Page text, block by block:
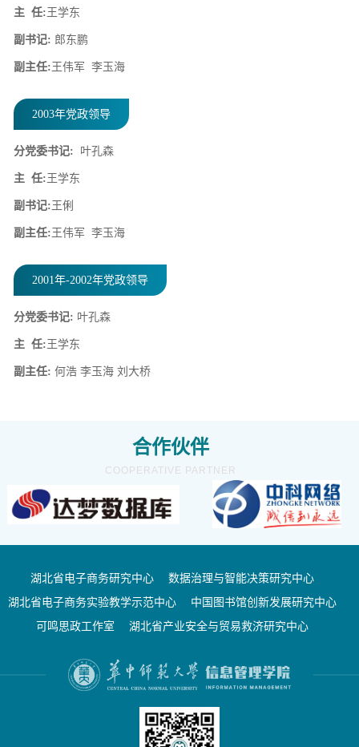
主 任: 王学东
副书记: 郎东鹏
副主任: 王伟军 李玉海
2003年党政领导
分党委书记: 叶孔森
主 任: 王学东
副书记: 王俐
副主任: 王伟军 李玉海
2001年-2002年党政领导
分党委书记: 叶孔森
主 任: 王学东
副主任: 何浩 李玉海 刘大桥
合作伙伴
COOPERATIVE PARTNER
湖北省电子商务研究中心
数据治理与智能决策研究中心
湖北省电子商务实验教学示范中心
中国图书馆创新发展研究中心
可鸣思政工作室
湖北省产业安全与贸易救济研究中心